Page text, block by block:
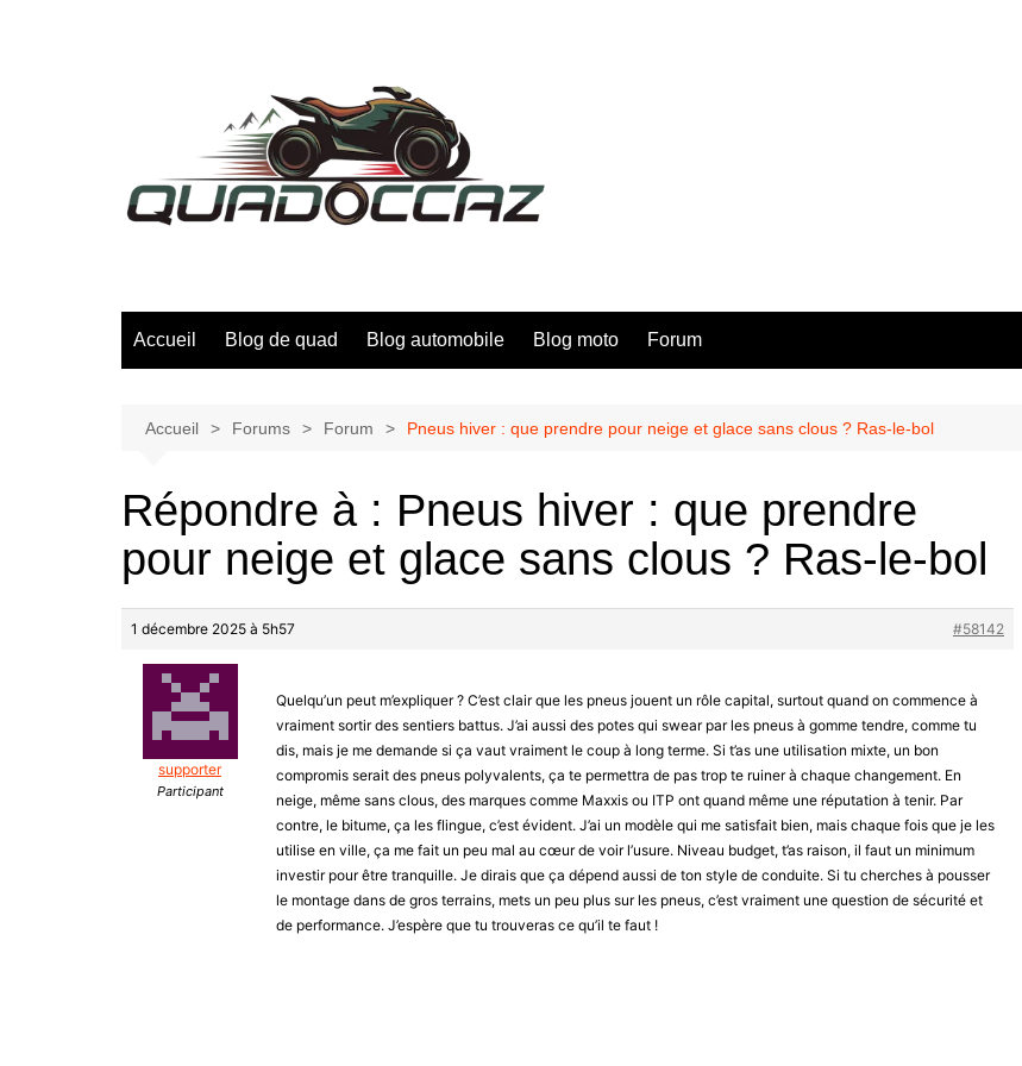
Accueil Blog de quad Blog automobile Blog moto Forum
Accueil Forums Forum Pneus hiver : que prendre pour neige et glace sans clous ? Ras-le-bol
Répondre à : Pneus hiver : que prendre
pour neige et glace sans clous ? Ras-le-bol
1 décembre 2025 à 5h57 #58142
supporter
Participant
Quelqu’un peut m’expliquer ? C’est clair que les pneus jouent un rôle capital, surtout quand on commence à
vraiment sortir des sentiers battus. J’ai aussi des potes qui swear par les pneus à gomme tendre, comme tu
dis, mais je me demande si ça vaut vraiment le coup à long terme. Si t’as une utilisation mixte, un bon
compromis serait des pneus polyvalents, ça te permettra de pas trop te ruiner à chaque changement. En
neige, même sans clous, des marques comme Maxxis ou ITP ont quand même une réputation à tenir. Par
contre, le bitume, ça les flingue, c’est évident. J’ai un modèle qui me satisfait bien, mais chaque fois que je les
utilise en ville, ça me fait un peu mal au cœur de voir l’usure. Niveau budget, t’as raison, il faut un minimum
investir pour être tranquille. Je dirais que ça dépend aussi de ton style de conduite. Si tu cherches à pousser
le montage dans de gros terrains, mets un peu plus sur les pneus, c’est vraiment une question de sécurité et
de performance. J’espère que tu trouveras ce qu’il te faut !